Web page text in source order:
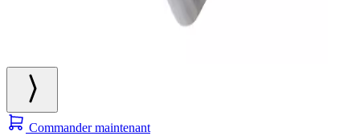
Commander maintenant